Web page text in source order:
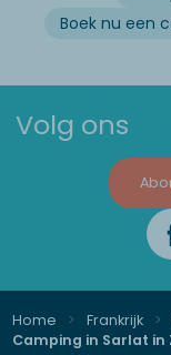
Boek nu een
Volg ons
Home Frankrijk
Camping in Sarlat